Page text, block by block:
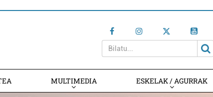
MULTIMEDIA ESKELAK / AGURRAK